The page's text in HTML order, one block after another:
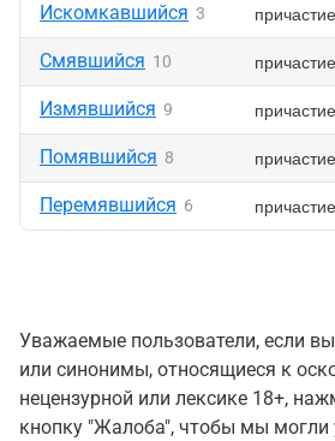
Искомкавшийся 3 причастие
Смявшийся 10 причастие
Измявшийся 9 причастие
Помявшийся 8 причастие
Перемявшийся 6 причастие
Уважаемые пользователи, если
или синонимы, относящиеся к
нецензурной или лексике 18+,
кнопку "Жалоба", чтобы мы могли